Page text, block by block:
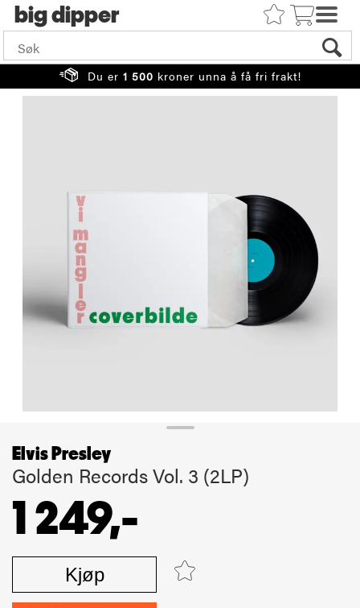
big
Du er 1 500 kroner unna å få fri frakt!
Elvis Presley
Golden Records Vol. 3 (2LP)
1 249,-
Kjøp